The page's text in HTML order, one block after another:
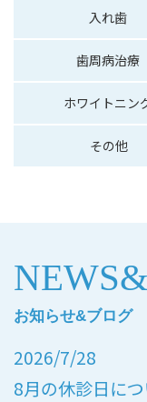
入れ歯
歯周病治療
ホワイトニン
その他
お知らせ&ブログ
2026/7/28
8月の休診日に